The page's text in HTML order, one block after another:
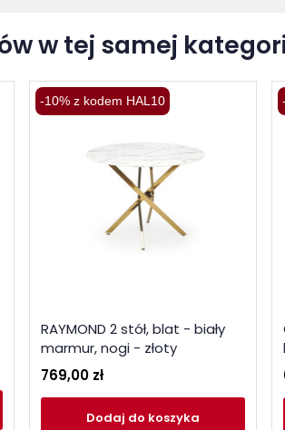
w tej samej
-10% z kodem HAL10
RAYMOND 2 stół, blat - biały
marmur, nogi - złoty
769,00 zł
Dodaj do koszyka